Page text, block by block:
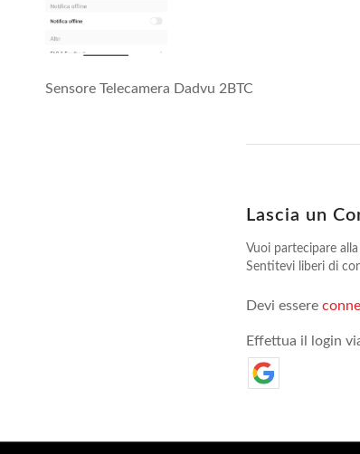
Sensore Telecamera Dadvu 2BTC
Lascia un
Vuoi partecipare
Sentitevi liberi di
Devi essere
Effettua il login